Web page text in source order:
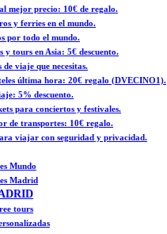
mejor precio: 10€ de regalo.
y ferries en el mundo.
por todo el mundo.
y tours en Asia: 5€ descuento.
viaje que necesitas.
última hora: 20€ regalo (DVECINO1).
5% descuento.
para conciertos y festivales.
de transportes: 10€ regalo.
viajar con seguridad y privacidad.
Mundo
Madrid
tours